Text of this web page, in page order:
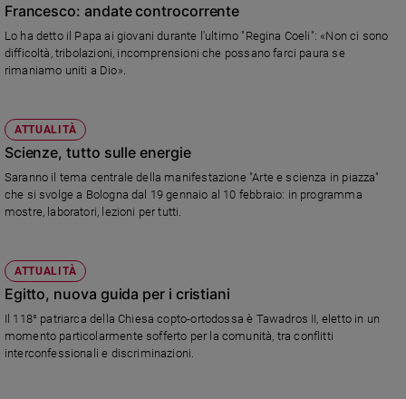
e
Adolescenza
Bioetica
Vai
Riflessioni
Video
Podcast
Francesco: andate controcorrente
Lo ha detto il Papa ai giovani durante l'ultimo "Regina Coeli": «Non ci sono
difficoltà, tribolazioni, incomprensioni che possano farci paura se
rimaniamo uniti a Dio».
ATTUALITÀ
Scienze, tutto sulle energie
Saranno il tema centrale della manifestazione "Arte e scienza in piazza"
che si svolge a Bologna dal 19 gennaio al 10 febbraio: in programma
mostre, laboratori, lezioni per tutti.
ATTUALITÀ
Egitto, nuova guida per i cristiani
Il 118° patriarca della Chiesa copto-ortodossa è Tawadros II, eletto in un
momento particolarmente sofferto per la comunità, tra conflitti
interconfessionali e discriminazioni.